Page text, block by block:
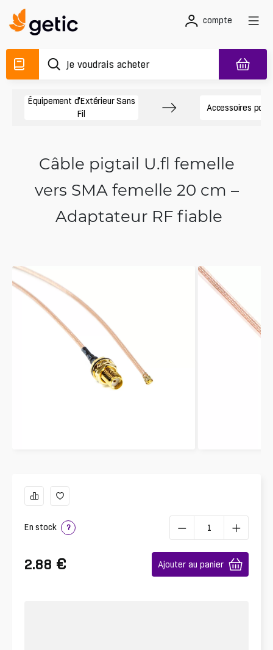
compte
Équipement d’Extérieur Sans
Fil
Accessoires
Câble pigtail U.fl femelle
vers SMA femelle 20 cm –
Adaptateur RF fiable
En stock ?
2.88 € Ajouter au panier